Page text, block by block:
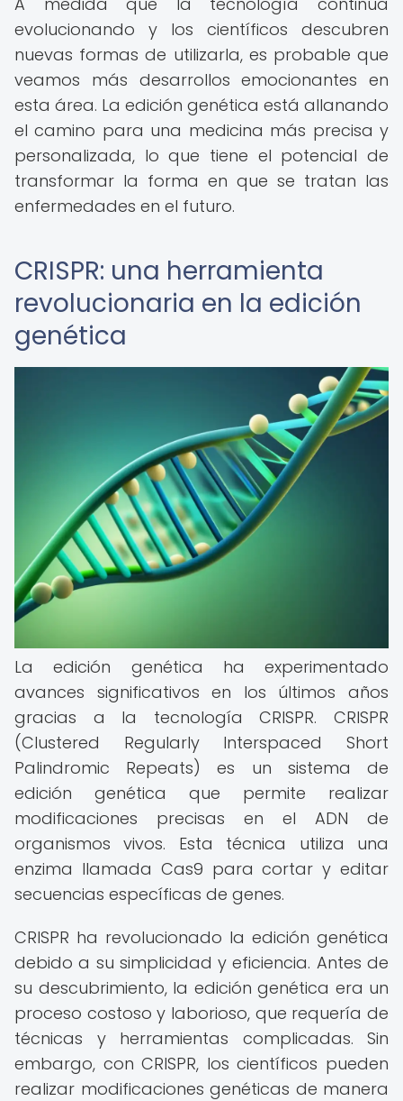
evolucionando y los científicos descubren
nuevas formas de utilizarla, es probable que
veamos más desarrollos emocionantes en
esta área. La edición genética está allanando
el camino para una medicina más precisa y
personalizada, lo que tiene el potencial de
transformar la forma en que se tratan las
enfermedades en el futuro.
CRISPR: una herramienta
revolucionaria en la edición
genética
La edición genética ha experimentado
avances significativos en los últimos años
gracias a la tecnología CRISPR. CRISPR
(Clustered Regularly Interspaced Short
Palindromic Repeats) es un sistema de
edición genética que permite realizar
modificaciones precisas en el ADN de
organismos vivos. Esta técnica utiliza una
enzima llamada Cas9 para cortar y editar
secuencias específicas de genes.
CRISPR ha revolucionado la edición genética
debido a su simplicidad y eficiencia. Antes de
su descubrimiento, la edición genética era un
proceso costoso y laborioso, que requería de
técnicas y herramientas complicadas. Sin
embargo, con CRISPR, los científicos pueden
realizar modificaciones genéticas de manera